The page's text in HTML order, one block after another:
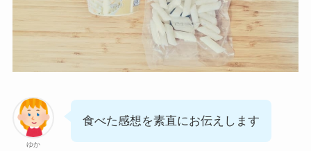
ゆか
食べた感想を素直にお伝えします